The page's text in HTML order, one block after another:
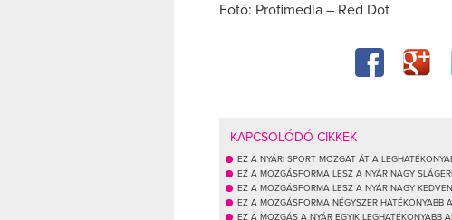
Fotó: Profimedia – Red Dot
KAPCSOLÓDÓ CIKKEK
EZ A NYÁRI SPORT MOZGAT ÁT A
EZ A MOZGÁSFORMA LESZ A NYÁR NAGY
EZ A MOZGÁSFORMA LESZ A NYÁR NAGY
EZ A MOZGÁSFORMA NÉGYSZER HATÉKONYABB
EZ A MOZGÁS A NYÁR EGYIK LEGHATÉKONYABB